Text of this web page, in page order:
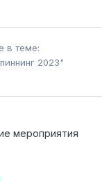
в теме:
2023"
мероприятия